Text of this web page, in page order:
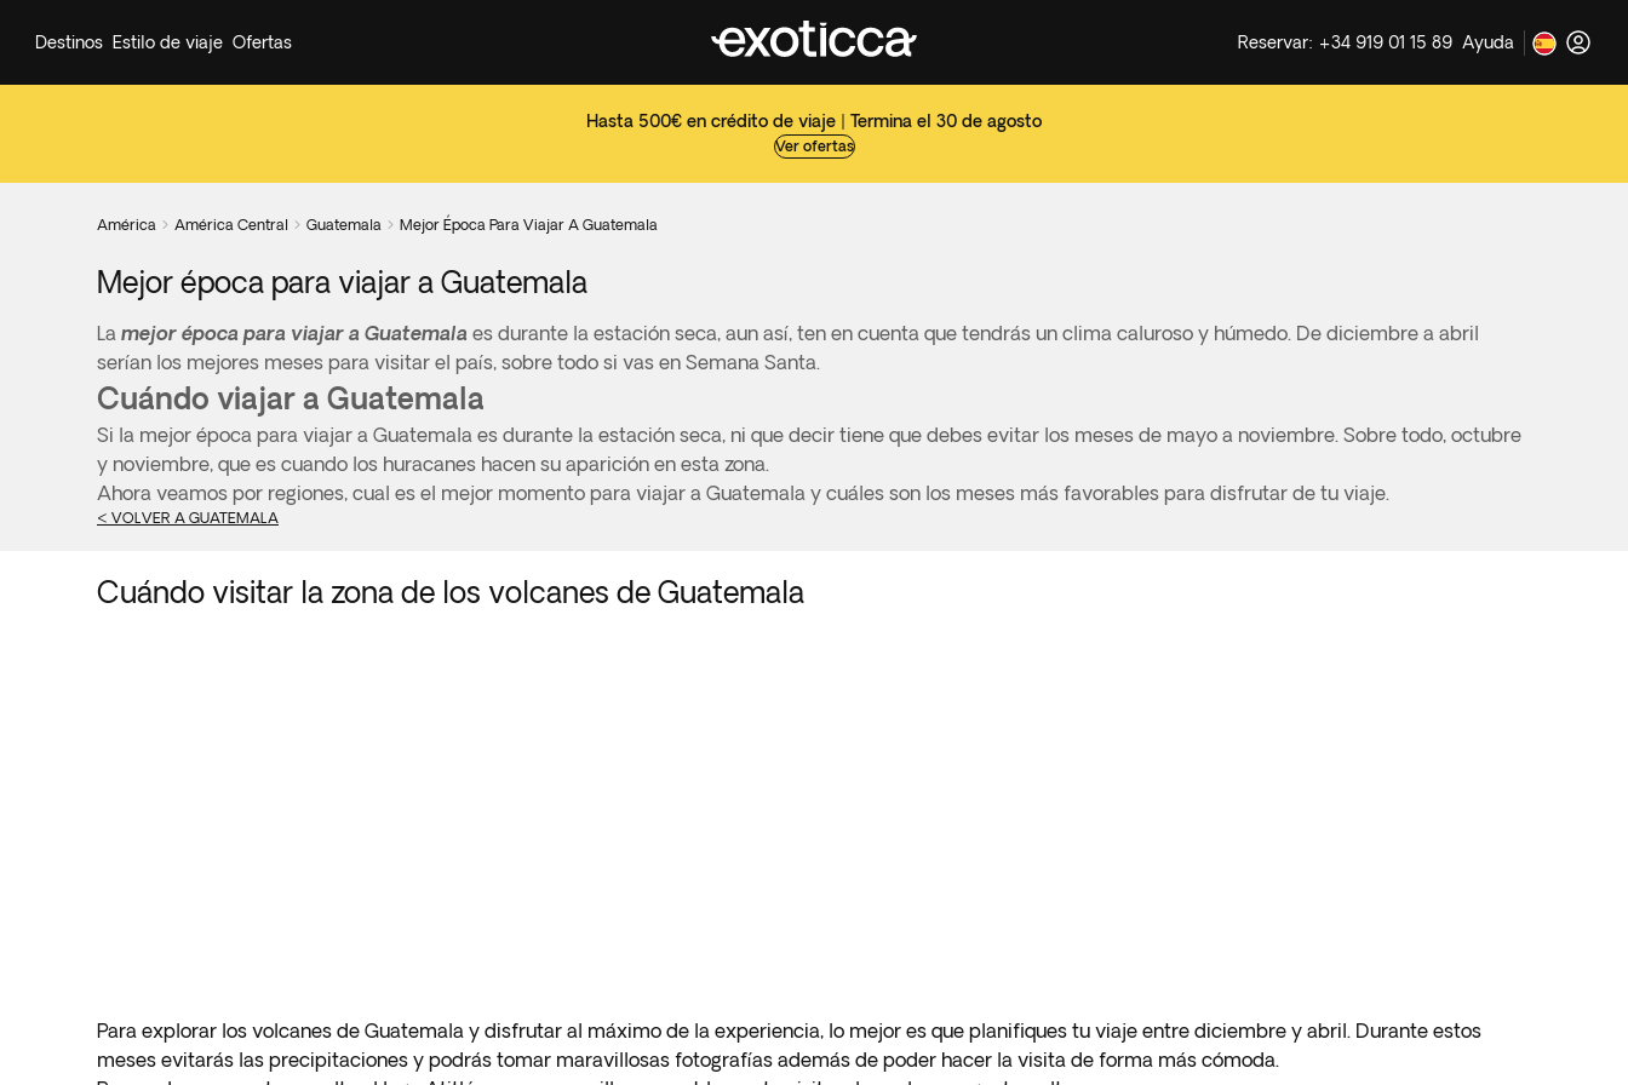
Hasta 500€ en crédito de viaje | Termina el 30 de agosto
Ver ofertas
Destinos Estilo de viaje Ofertas Reservar: +34 919 01 15 89 Ayuda
América  América Central  Guatemala  Mejor Época Para Viajar A Guatemala
Mejor época para viajar a Guatemala
La mejor época para viajar a Guatemala es durante la estación seca, aun así, ten en cuenta que tendrás un clima caluroso y húmedo. De diciembre a abril
serían los mejores meses para visitar el país, sobre todo si vas en Semana Santa.
Cuándo viajar a Guatemala
Si la mejor época para viajar a Guatemala es durante la estación seca, ni que decir tiene que debes evitar los meses de mayo a noviembre. Sobre todo, octubre
y noviembre, que es cuando los huracanes hacen su aparición en esta zona.
Ahora veamos por regiones, cual es el mejor momento para viajar a Guatemala y cuáles son los meses más favorables para disfrutar de tu viaje.
< VOLVER A GUATEMALA
Cuándo visitar la zona de los volcanes de Guatemala
Para explorar los volcanes de Guatemala y disfrutar al máximo de la experiencia, lo mejor es que planifiques tu viaje entre diciembre y abril. Durante estos
meses evitarás las precipitaciones y podrás tomar maravillosas fotografías además de poder hacer la visita de forma más cómoda.